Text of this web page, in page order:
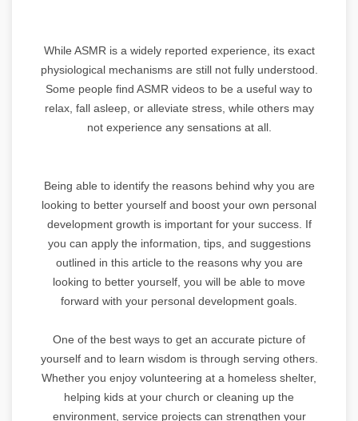
While ASMR is a widely reported experience, its exact
physiological mechanisms are still not fully understood.
Some people find ASMR videos to be a useful way to
relax, fall asleep, or alleviate stress, while others may
not experience any sensations at all.
Being able to identify the reasons behind why you are
looking to better yourself and boost your own personal
development growth is important for your success. If
you can apply the information, tips, and suggestions
outlined in this article to the reasons why you are
looking to better yourself, you will be able to move
forward with your personal development goals.
One of the best ways to get an accurate picture of
yourself and to learn wisdom is through serving others.
Whether you enjoy volunteering at a homeless shelter,
helping kids at your church or cleaning up the
environment, service projects can strengthen your